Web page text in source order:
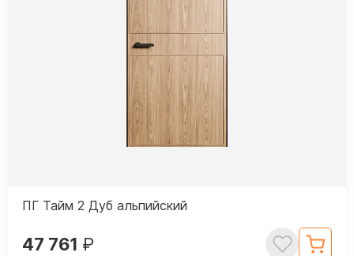
ПГ Тайм 2 Дуб альпийский
47 761 ₽